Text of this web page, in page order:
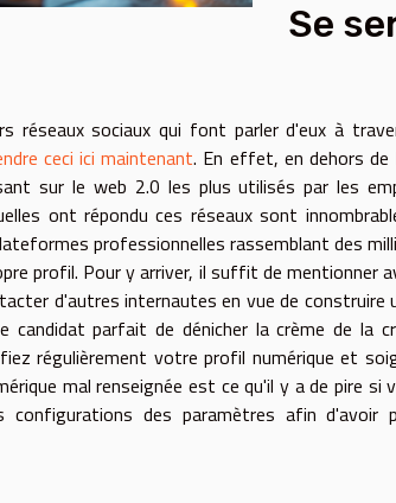
Se
réseaux sociaux qui font parler d'eux à
ceci ici maintenant. En effet, en dehors
sur le web 2.0 les plus utilisés par les
ont répondu ces réseaux sont
professionnelles rassemblant des
profil. Pour y arriver, il suffit de mentionner
d'autres internautes en vue de construire
candidat parfait de dénicher la crème de
régulièrement votre profil numérique et
mal renseignée est ce qu'il y a de pire si
configurations des paramètres afin d'avoir